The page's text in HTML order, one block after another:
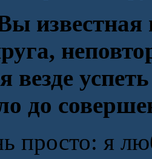
известная
везде
до
просто: я